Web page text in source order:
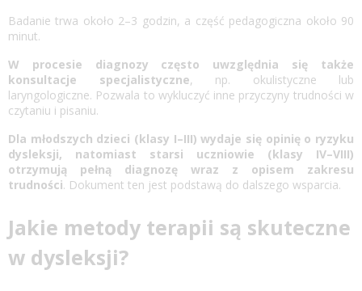
Badanie trwa około 2–3 godzin, a część pedagogiczna około 90
minut.
W procesie diagnozy często uwzględnia się także
konsultacje specjalistyczne, np. okulistyczne lub
laryngologiczne. Pozwala to wykluczyć inne przyczyny trudności w
czytaniu i pisaniu.
Dla młodszych dzieci (klasy I–III) wydaje się opinię o ryzyku
dysleksji, natomiast starsi uczniowie (klasy IV–VIII)
otrzymują pełną diagnozę wraz z opisem zakresu
trudności. Dokument ten jest podstawą do dalszego wsparcia.
Jakie metody terapii są skuteczne
w dysleksji?